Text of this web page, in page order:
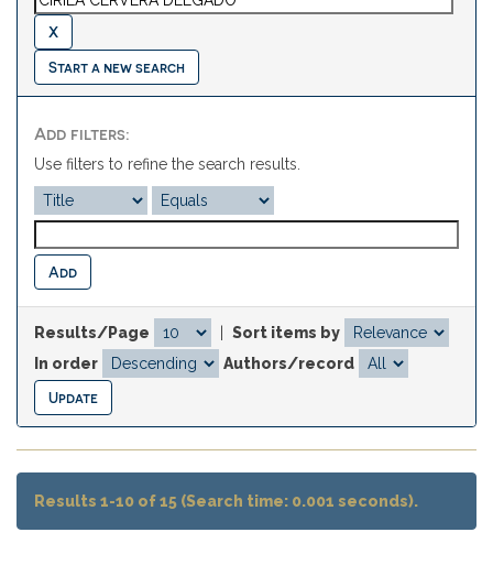
Start a new search
Add filters:
Use filters to refine the search results.
Results/Page
Sort items by
In order
Authors/record
Results 1-10 of 15 (Search time: 0.001 seconds).